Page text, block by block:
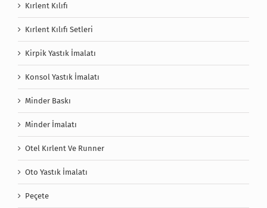
Kırlent Kılıfı
Kırlent Kılıfı Setleri
Kirpik Yastık İmalatı
Konsol Yastık İmalatı
Minder Baskı
Minder İmalatı
Otel Kırlent Ve Runner
Oto Yastık İmalatı
Peçete